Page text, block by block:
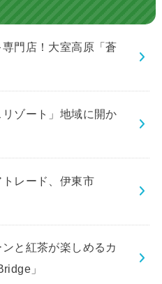
門店！大室高原「蒼
ゾート」地域に開か
レード、伊東市
と紅茶が楽しめるカ
」